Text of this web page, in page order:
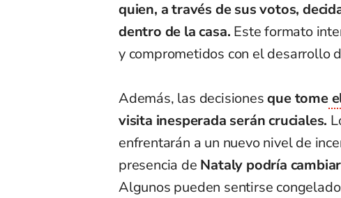
quien, a través de sus votos,
dentro de la casa. Este formato
y comprometidos con el desarrollo
Además, las decisionesque tome
visita inesperada serán cruciales.
enfrentarán a un nuevo nivel de
presencia de Nataly podría
Algunos pueden sentirse